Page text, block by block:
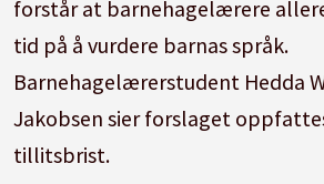
forstår at barnehagelærere
tid på å vurdere barnas språk.
Barnehagelærerstudent Hedda
Jakobsen sier forslaget
tillitsbrist.